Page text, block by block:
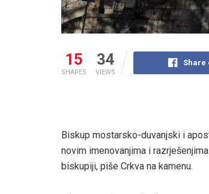
15
SHARES
34
VIEWS
Share
Biskup mostarsko-duvanjski i
novim imenovanjima i
biskupiji, piše Crkva na kamenu.